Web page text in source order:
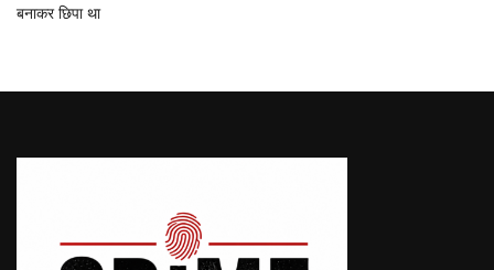
बनाकर छिपा था